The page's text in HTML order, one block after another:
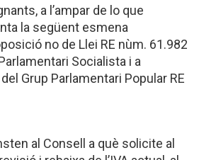
a l’ampar de lo que
la següent esmena
no de Llei RE nùm. 61.982
Socialista i a
Grup Parlamentari Popular RE
al Consell a què solicite al